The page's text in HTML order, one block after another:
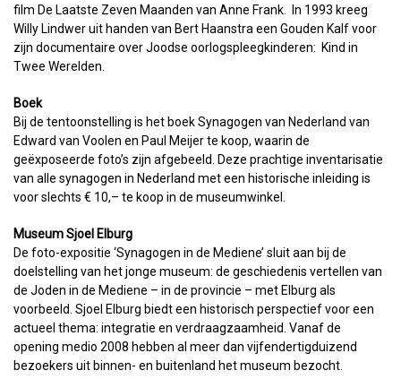
film De Laatste Zeven Maanden van Anne Frank. In 1993 kreeg
Willy Lindwer uit handen van Bert Haanstra een Gouden Kalf voor
zijn documentaire over Joodse oorlogspleegkinderen: Kind in
Twee Werelden.
Boek
Bij de tentoonstelling is het boek Synagogen van Nederland van
Edward van Voolen en Paul Meijer te koop, waarin de
geëxposeerde foto’s zijn afgebeeld. Deze prachtige inventarisatie
van alle synagogen in Nederland met een historische inleiding is
voor slechts € 10,– te koop in de museumwinkel.
Museum Sjoel Elburg
De foto-expositie ‘Synagogen in de Mediene’ sluit aan bij de
doelstelling van het jonge museum: de geschiedenis vertellen van
de Joden in de Mediene – in de provincie – met Elburg als
voorbeeld. Sjoel Elburg biedt een historisch perspectief voor een
actueel thema: integratie en verdraagzaamheid. Vanaf de
opening medio 2008 hebben al meer dan vijfendertigduizend
bezoekers uit binnen- en buitenland het museum bezocht.